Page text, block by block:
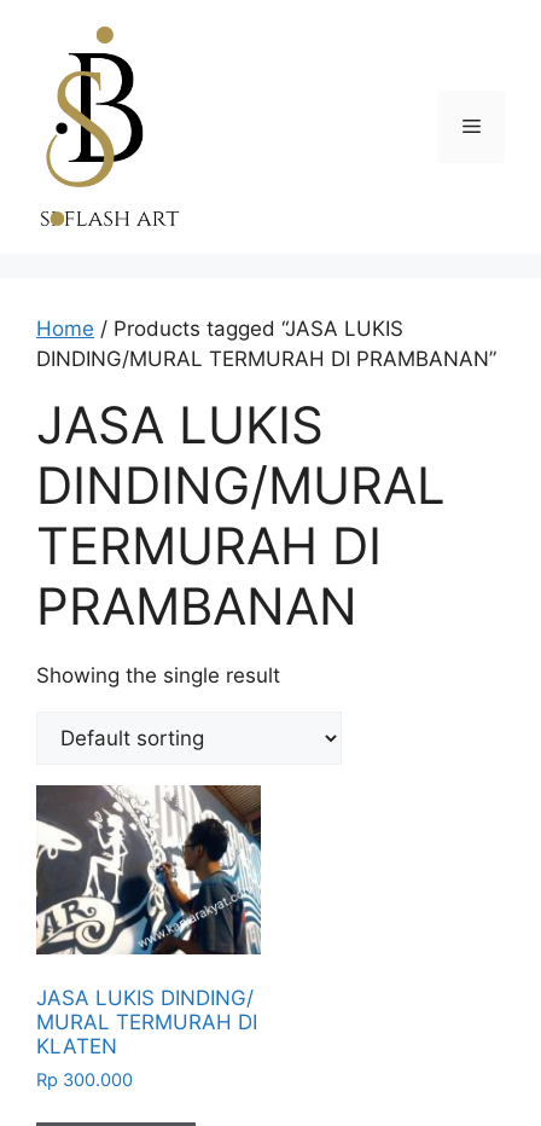
content
Menu
Home / Products tagged “JASA LUKIS
DINDING/MURAL TERMURAH DI PRAMBANAN”
JASA LUKIS
DINDING/MURAL
TERMURAH DI
PRAMBANAN
Showing the single result
JASA LUKIS DINDING/
MURAL TERMURAH DI
KLATEN
Rp 300.000